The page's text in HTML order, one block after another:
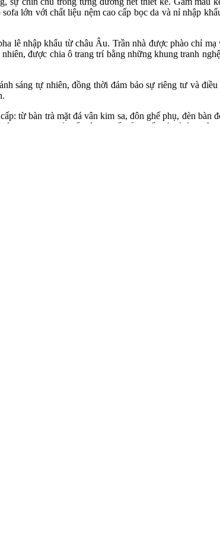
lớn với chất liệu nệm cao cấp bọc da và nỉ nhập
lê nhập khẩu từ châu Âu. Trần nhà được phào chỉ
được chia ô trang trí bằng những khung tranh
sáng tự nhiên, đồng thời đảm bảo sự riêng tư và
từ bàn trà mặt đá vân kim sa, đôn ghế phụ, đèn
– nơi gia chủ thể hiện vị thế, đẳng cấp và cá tính riêng